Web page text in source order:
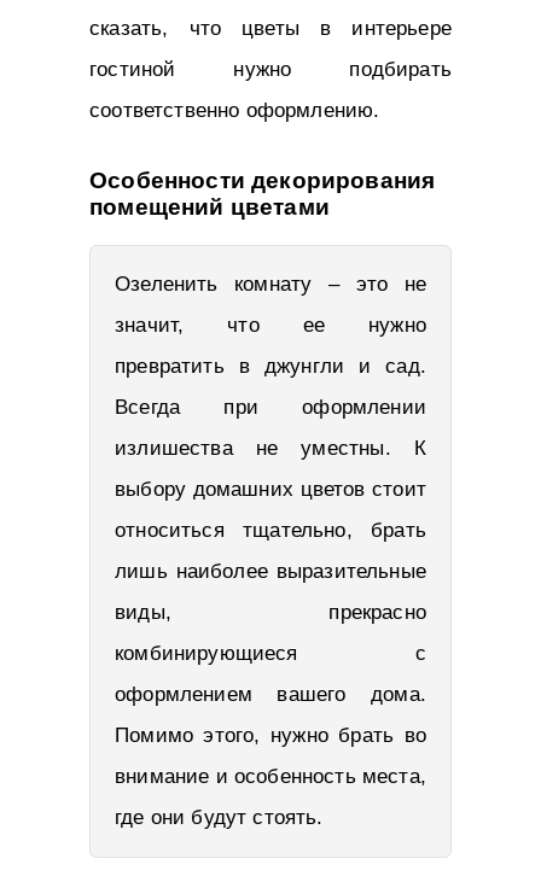
сказать, что цветы в интерьере
гостиной нужно подбирать
соответственно оформлению.
Особенности декорирования
помещений цветами
Озеленить комнату – это не
значит, что ее нужно
превратить в джунгли и сад.
Всегда при оформлении
излишества не уместны. К
выбору домашних цветов стоит
относиться тщательно, брать
лишь наиболее выразительные
виды, прекрасно
комбинирующиеся с
оформлением вашего дома.
Помимо этого, нужно брать во
внимание и особенность места,
где они будут стоять.